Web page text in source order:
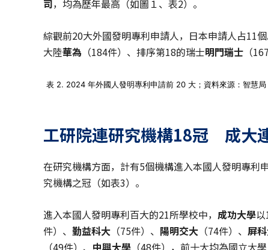
司，均為歷年最高（如圖１、表2）。
綜觀前20大外國發明專利申請人，日本申請人占11
大陸華為 （184件）、排序第18的瑞士明門瑞士 （
表 2. 2024 年外國人發明專利申請前 20 大；資料來源：智慧局
工研院連研究機構18冠 成大
在研究機構方面，計有5個機構進入本國人發明專利申
究機構之冠（如表3）。
進入本國人發明專利百大的21所學校中， 成功大學
件）、 勤益科大 （75件）、 陽明交大 （74件）、 屏
（49件）、 中興大學 （48件），前十大均為國立大學